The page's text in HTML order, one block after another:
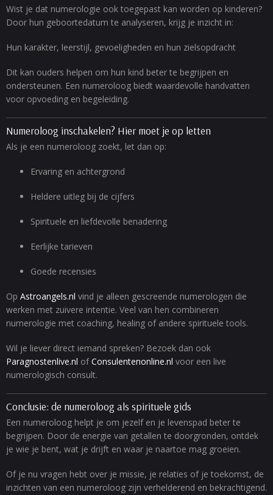
Wist je dat numerologie ook toegepast kan worden op kinderen?
Door hun geboortedatum te analyseren, krijg je inzicht in:
Hun karakter, leerstijl, gevoeligheden en hun zielsopdracht
Dit kan ouders helpen om hun kind beter te begrijpen en
ondersteunen. Een numeroloog biedt waardevolle handvatten
voor opvoeding en begeleiding.
Numeroloog inschakelen? Hier moet je op letten
Als je een numeroloog zoekt, let dan op:
Ervaring en achtergrond
Heldere uitleg bij de cijfers
Spirituele en liefdevolle benadering
Eerlijke tarieven
Goede recensies
Op Astroangels.nl vind je alleen gescreende numerologen die
werken met zuivere intentie. Veel van hen combineren
numerologie met coaching, healing of andere spirituele tools.
Wil je liever direct iemand spreken? Bezoek dan ook
Paragnostenlive.nl ofConsulentenonline.nl voor een live
numerologisch consult.
Conclusie: de numeroloog als spirituele gids
Een numeroloog helpt je om jezelf en je levenspad beter te
begrijpen. Door de energie van getallen te doorgronden, ontdek
je wie je bent, wat je drijft en waar je naartoe mag groeien.
Of je nu vragen hebt over je missie, je relaties of je toekomst, de
inzichten van een numeroloog zijn verhelderend en bekrachtigend.